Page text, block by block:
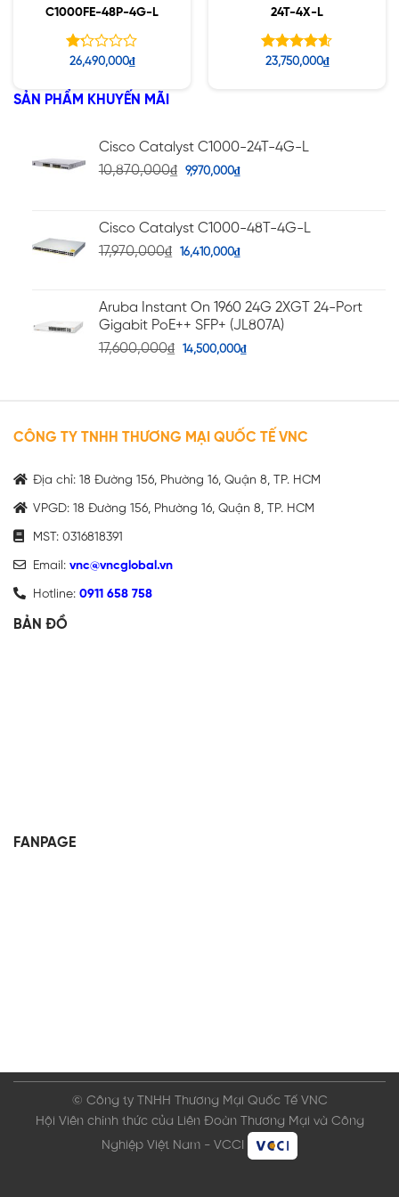
C1000FE-48P-4G-L
Được
hạng
1.25
26,490,000₫
24T-4X-L
Được xếp
23,750,000₫
SẢN PHẨM KHUYẾN MÃI
Cisco Catalyst C1000-24T-4G-L
10,870,000₫ 9,970,000₫
Cisco Catalyst C1000-48T-4G-L
17,970,000₫ 16,410,000₫
Aruba Instant On 1960 24G 2XGT 24-Port
Gigabit PoE++ SFP+ (JL807A)
17,600,000₫ 14,500,000₫
CÔNG TY TNHH THƯƠNG MẠI QUỐC TẾ VNC
Địa chỉ: 18 Đường 156, Phường 16, Quận 8, TP. HCM
VPGD: 18 Đường 156, Phường 16, Quận 8, TP. HCM
MST: 0316818391
Email: vnc@vncglobal.vn
Hotline: 0911 658 758
BẢN ĐỒ
FANPAGE
© Công ty TNHH Thương Mại Quốc Tế VNC
Hội Viên chính thức của Liên Đoàn Thương Mại và Công
Nghiệp Việt Nam - VCCI